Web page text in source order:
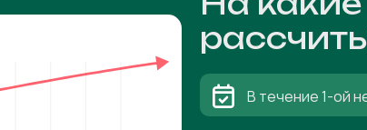
В течение 1-ой